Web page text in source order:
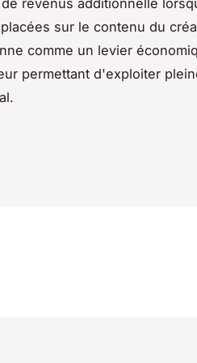
revenus additionnelle
sur le contenu du
comme un levier
permettant d'exploiter